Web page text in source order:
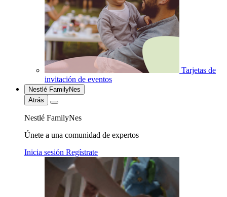
Tarjetas de
invitación de eventos
Nestlé FamilyNes
Atrás
Nestlé FamilyNes
Únete a una comunidad de expertos
Inicia sesión Regístrate